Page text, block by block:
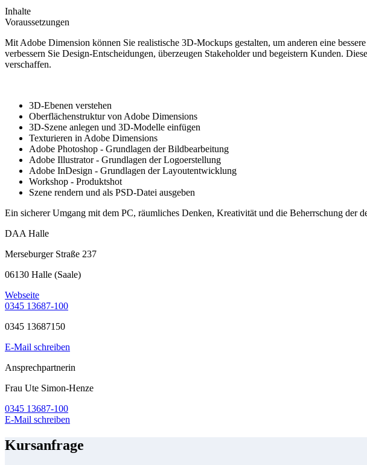
Inhalte
Voraussetzungen
Mit Adobe Dimension können Sie realistische 3D-Mockups gestalten, um anderen eine
verbessern Sie Design-Entscheidungen, überzeugen Stakeholder und begeistern Kunden.
verschaffen.
3D-Ebenen verstehen
Oberflächenstruktur von Adobe Dimensions
3D-Szene anlegen und 3D-Modelle einfügen
Texturieren in Adobe Dimensions
Adobe Photoshop - Grundlagen der Bildbearbeitung
Adobe Illustrator - Grundlagen der Logoerstellung
Adobe InDesign - Grundlagen der Layoutentwicklung
Workshop - Produktshot
Szene rendern und als PSD-Datei ausgeben
Ein sicherer Umgang mit dem PC, räumliches Denken, Kreativität und die Beherrschung der
DAA Halle
Merseburger Straße 237
06130 Halle (Saale)
Webseite
0345 13687-100
0345 13687150
E-Mail schreiben
Ansprechpartnerin
Frau Ute Simon-Henze
0345 13687-100
E-Mail schreiben
Kursanfrage